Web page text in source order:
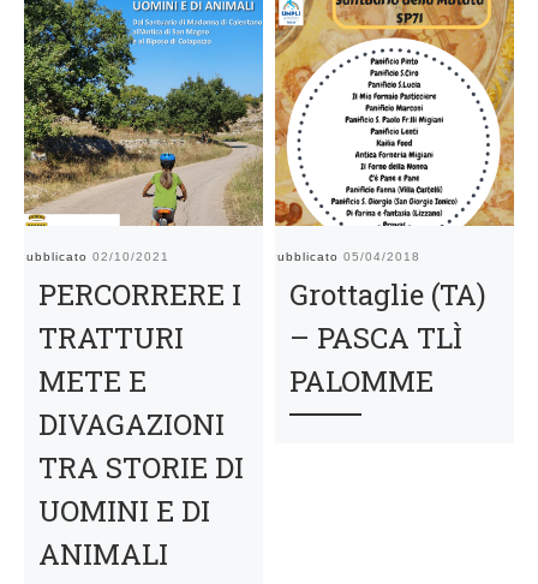
Pubblicato 02/10/2021
PERCORRERE I
TRATTURI
METE E
DIVAGAZIONI
TRA STORIE DI
UOMINI E DI
ANIMALI
Pubblicato 05/04/2018
Grottaglie (TA)
– PASCA TLÌ
PALOMME